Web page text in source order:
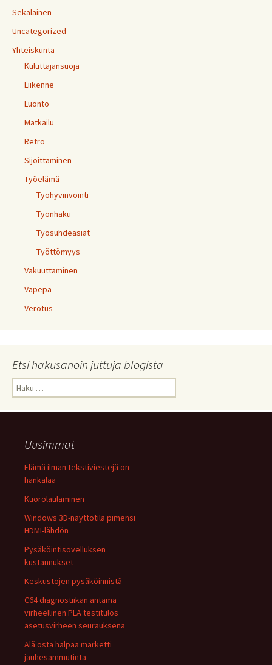
Sekalainen
Uncategorized
Yhteiskunta
Kuluttajansuoja
Liikenne
Luonto
Matkailu
Retro
Sijoittaminen
Työelämä
Työhyvinvointi
Työnhaku
Työsuhdeasiat
Työttömyys
Vakuuttaminen
Vapepa
Verotus
Etsi hakusanoin juttuja blogista
Haku:
Uusimmat
Elämä ilman tekstiviestejä on
hankalaa
Kuorolaulaminen
Windows 3D-näyttötila pimensi
HDMI-lähdön
Pysäköintisovelluksen
kustannukset
Keskustojen pysäköinnistä
C64 diagnostiikan antama
virheellinen PLA testitulos
asetusvirheen seurauksena
Älä osta halpaa marketti
jauhesammutinta